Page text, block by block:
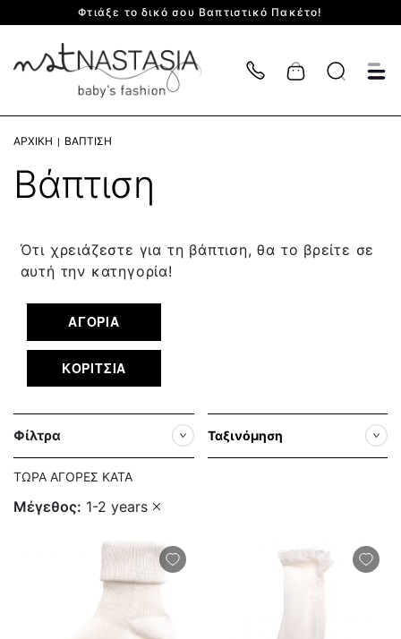
Φτιάξε το δικό σου Βαπτιστικό Πακέτο!
Cart
ΑΡΧΙΚΉ ΒΆΠΤΙΣΗ
Βάπτιση
Ότι χρειάζεστε για τη βάπτιση, θα το βρείτε σε
αυτή την κατηγορία!
ΑΓΟΡΙΑ
ΚΟΡΙΤΣΙΑ
Ταξινόμηση
Φίλτρα
ΤΏΡΑ ΑΓΟΡΈΣ ΚΑΤΆ
Μέγεθος 1-2 years